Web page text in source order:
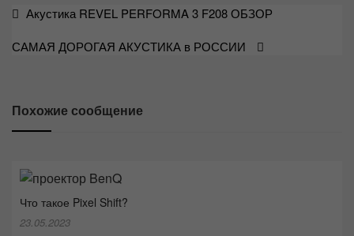
Навигация
записям
Акустика REVEL PERFORMA 3 F208 ОБЗОР
САМАЯ ДОРОГАЯ АКУСТИКА в РОССИИ
Похожие сообщение
Что такое Pixel Shift?
23.05.2023